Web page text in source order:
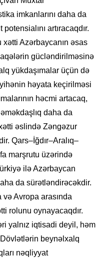
imkanlarını daha da
artıracaqdır.
xətti Azərbaycanın əsas
gücləndirilməsinə
yükdaşımalar üçün də
həyata keçirilməsi
həcmi artacaq,
daha da
əslində Zəngəzur
Qars–İğdır–Aralıq–
marşrutu üzərində
ilə Azərbaycan
da sürətləndirəcəkdir.
Avropa arasında
rolunu oynayacaqdır.
yalnız iqtisadi deyil, həm
beynəlxalq
nəqliyyat